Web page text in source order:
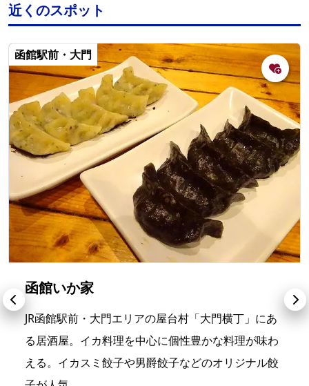
近くのスポット
函館駅前・大門
函館いか家
JR函館駅前・大門エリアの屋台村「大門横丁」にあ
る居酒屋。イカ料理を中心に個性豊かな料理が味わ
える。イカスミ餃子や男爵餃子などのオリジナル餃